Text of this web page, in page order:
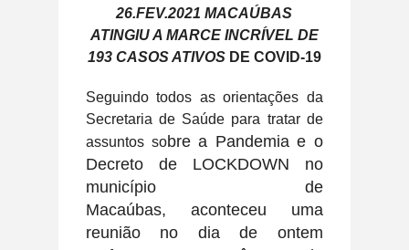
26.FEV.2021 MACAÚBAS
ATINGIU A MARCE INCRÍVEL DE
193 CASOS ATIVOSDE COVID-19
Seguindo todos as orientações da
Secretaria de Saúde para tratar de
assuntos sobre a Pandemiae o
Decreto de LOCKDOWN no
município de
Macaúbas, aconteceu uma
reunião no dia de ontem